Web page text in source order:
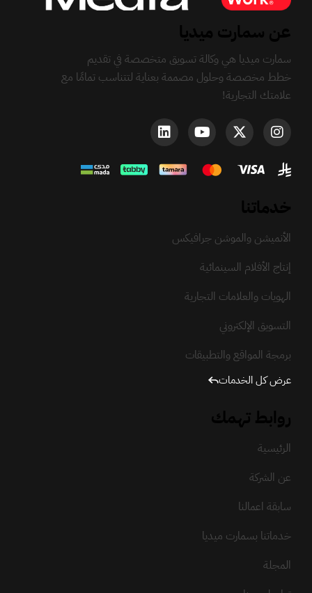
سمارت ميديا هي وكالة تسويق متخصصة في تقديم
خطط مخصصة وحلول مصممة بعناية لتتناسب تمامًا مع
علامتك التجارية!
الأنميشن والموشن جرافيكس
إنتاج الأفلام السينمائية
الهويات والعلامات التجارية
التسويق الإلكتروني
برمجة المواقع والتطبيقات
عرض كل الخدمات
الرئيسية
عن الشركة
سابقة اعمالنا
خدماتنا بسمارت ميديا
المجلة